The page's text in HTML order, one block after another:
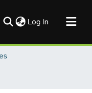
Log In (current)